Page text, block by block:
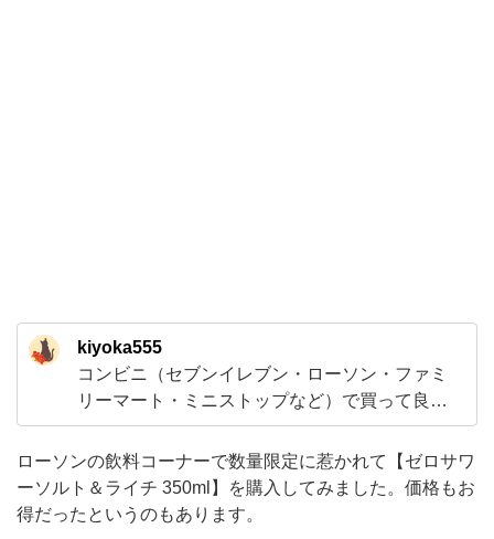
価
格
お
得
だ
っ
kiyoka555
コンビニ（セブンイレブン・ローソン・ファミ
リーマート・ミニストップなど）で買って良か
ったおすすめしたい商品を紹介していきます！
甘いものが好きなのでスイーツがメインになり
ますけど、新商品も気になるので季節限定やキ
ャラクターなどとのコラボ商品といった期間限
ローソンの飲料コーナーで数量限定に惹かれて【ゼロサワ
ーソルト＆ライチ 350ml】を購入してみました。価格もお
得だったというのもあります。